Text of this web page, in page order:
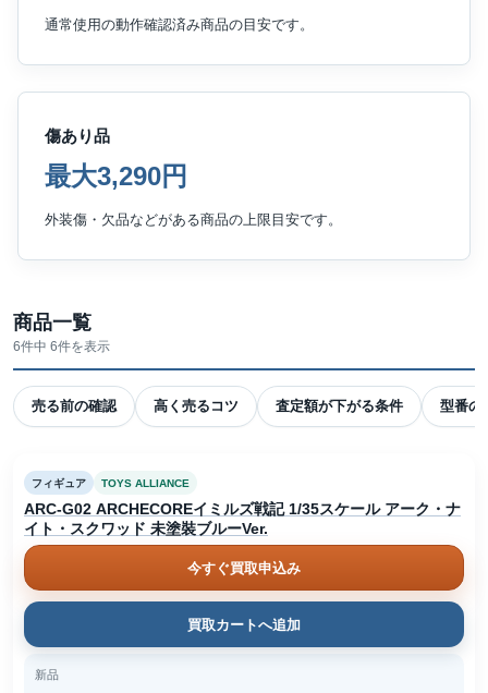
通常使用の動作確認済み商品の目安です。
傷あり品
最大3,290円
外装傷・欠品などがある商品の上限目安です。
商品一覧
6件中 6件を表示
売る前の確認 高く売るコツ 査定額が下がる条件 型番の
フィギュア TOYS ALLIANCE
ARC-G02 ARCHECOREイミルズ戦記 1/35スケール アーク・ナ
イト・スクワッド 未塗裝ブルーVer.
今すぐ買取申込み
買取カートへ追加
新品